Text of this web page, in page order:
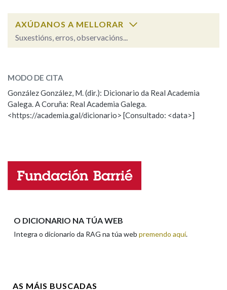
Na fraseoloxía
OUTRAS OPCIÓNS DE BUSCA
Marcas gramaticais
LIMPAR
AXÚDANOS A MELLORAR
Suxestións, erros, observacións...
ESCOLLE UNHA OPCIÓN:
Observación Hai un erro na palabra
Propoño mellorar a definición
Nome
MODO DE CITA
González González, M. (dir.): Dicionario da Real Academia
Galega. A Coruña: Real Academia Galega.
<https://academia.gal/dicionario> [Consultado: <data>]
O DICIONARIO NA TÚA WEB
Integra o dicionario da RAG na túa web premendo aquí.
AS MÁIS BUSCADAS